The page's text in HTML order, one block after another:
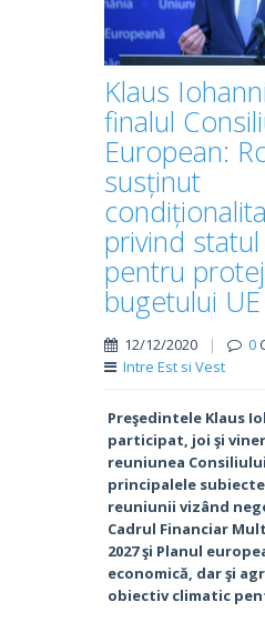
Klaus
finalul
European:
susținut
privind
pentru
bugetului UE
12/12/2020 | 0
Intre Est si Vest
Preşedintele Klaus
participat, joi şi
reuniunea
principalele
reuniunii vizând
Cadrul Financiar
2027 şi Planul
economică, dar şi
obiectiv climatic